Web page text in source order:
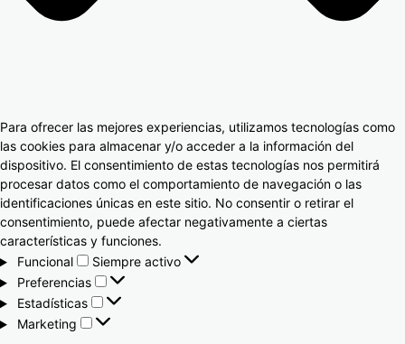
Para ofrecer las mejores experiencias, utilizamos tecnologías como
las cookies para almacenar y/o acceder a la información del
dispositivo. El consentimiento de estas tecnologías nos permitirá
procesar datos como el comportamiento de navegación o las
identificaciones únicas en este sitio. No consentir o retirar el
consentimiento, puede afectar negativamente a ciertas
características y funciones.
Funcional
Siempre activo
Preferencias
Estadísticas
Marketing